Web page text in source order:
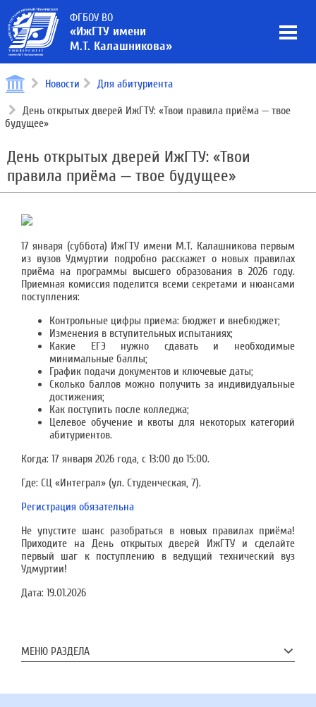
ФГБОУ ВО
«ИжГТУ имени
М.Т. Калашникова»
Новости Для абитуриента
День открытых дверей ИжГТУ: «Твои правила приёма — твое
будущее»
День открытых дверей ИжГТУ: «Твои
правила приёма — твое будущее»
17 января (суббота) ИжГТУ имени М.Т. Калашникова первым
из вузов Удмуртии подробно расскажет о новых правилах
приёма на программы высшего образования в 2026 году.
Приемная комиссия поделится всеми секретами и нюансами
поступления:
Контрольные цифры приема: бюджет и внебюджет;
Изменения в вступительных испытаниях;
Какие ЕГЭ нужно сдавать и необходимые
минимальные баллы;
График подачи документов и ключевые даты;
Сколько баллов можно получить за индивидуальные
достижения;
Как поступить после колледжа;
Целевое обучение и квоты для некоторых категорий
абитуриентов.
Когда: 17 января 2026 года, с 13:00 до 15:00.
Где: СЦ «Интеграл» (ул. Студенческая, 7).
Регистрация обязательна
Не упустите шанс разобраться в новых правилах приёма!
Приходите на День открытых дверей ИжГТУ и сделайте
первый шаг к поступлению в ведущий технический вуз
Удмуртии!
Дата: 19.01.2026
МЕНЮ РАЗДЕЛА